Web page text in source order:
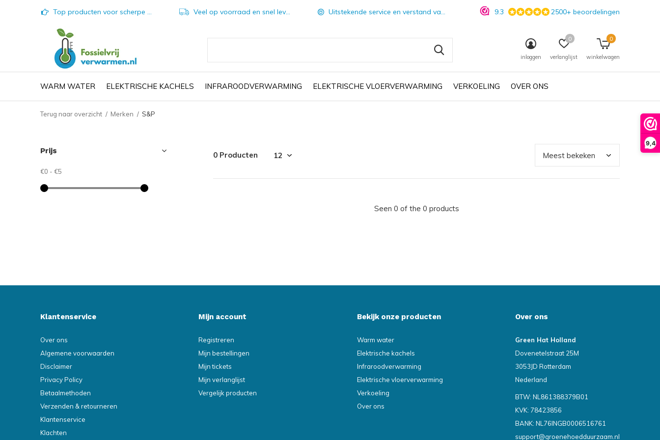
9,4
WARM WATER ELEKTRISCHE KACHELS INFRAROODVERWARMING ELEKTRISCHE VLOERVERWARMING VERKOELING OVER ONS
inloggen verlanglijst
0
winkelwagen
0
Top producten voor scherpe prijzen Veel op voorraad en snel leverbaar Uitstekende service en verstand van zaken 9.3 2500+ beoordelingen
Terug naar overzicht Merken S&P
0 Producten
Seen 0 of the 0 products
Prijs
€0 - €5
Klantenservice
Over ons
Algemene voorwaarden
Disclaimer
Privacy Policy
Betaalmethoden
Verzenden & retourneren
Klantenservice
Klachten
Mijn account
Registreren
Mijn bestellingen
Mijn tickets
Mijn verlanglijst
Vergelijk producten
Bekijk onze producten
Warm water
Elektrische kachels
Infraroodverwarming
Elektrische vloerverwarming
Verkoeling
Over ons
Over ons
Green Hat Holland
Dovenetelstraat 25M
3053JD Rotterdam
Nederland
BTW: NL861388379B01
KVK: 78423856
BANK: NL76INGB0006516761
support@groenehoedduurzaam.nl